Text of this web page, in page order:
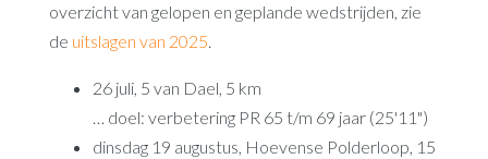
overzicht van gelopen en geplande wedstrijden, zie
de uitslagen van 2025.
26 juli, 5 van Dael, 5 km
… doel: verbetering PR 65 t/m 69 jaar (25'11")
dinsdag 19 augustus, Hoevense Polderloop, 15